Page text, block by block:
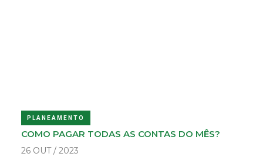
PLANEAMENTO
COMO PAGAR TODAS AS CONTAS DO MÊS?
26 OUT / 2023